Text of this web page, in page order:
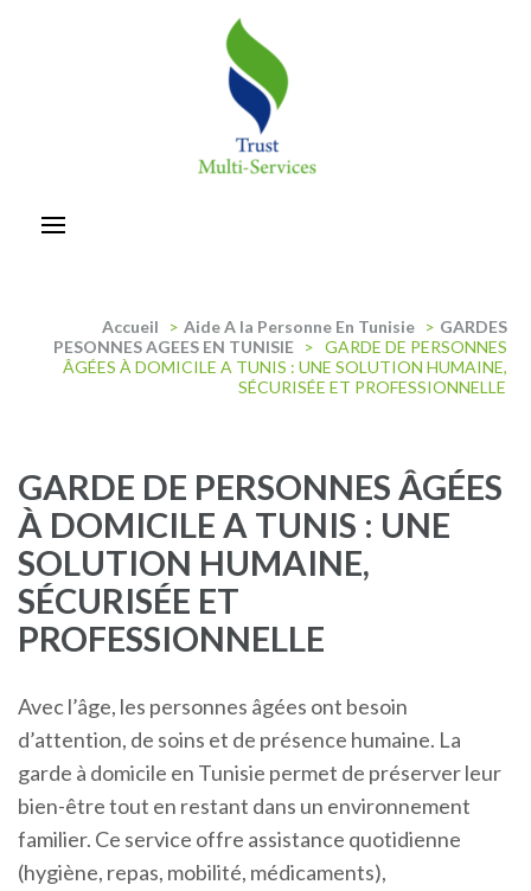
Accueil > Aide A la Personne En Tunisie > GARDES
PESONNES AGEES EN TUNISIE > GARDE DE PERSONNES
ÂGÉES À DOMICILE A TUNIS : UNE SOLUTION HUMAINE,
SÉCURISÉE ET PROFESSIONNELLE
GARDE DE PERSONNES ÂGÉES
À DOMICILE A TUNIS : UNE
SOLUTION HUMAINE,
SÉCURISÉE ET
PROFESSIONNELLE
Avec l’âge, les personnes âgées ont besoin
d’attention, de soins et de présence humaine. La
garde à domicile en Tunisie permet de préserver leur
bien-être tout en restant dans un environnement
familier. Ce service offre assistance quotidienne
(hygiène, repas, mobilité, médicaments),